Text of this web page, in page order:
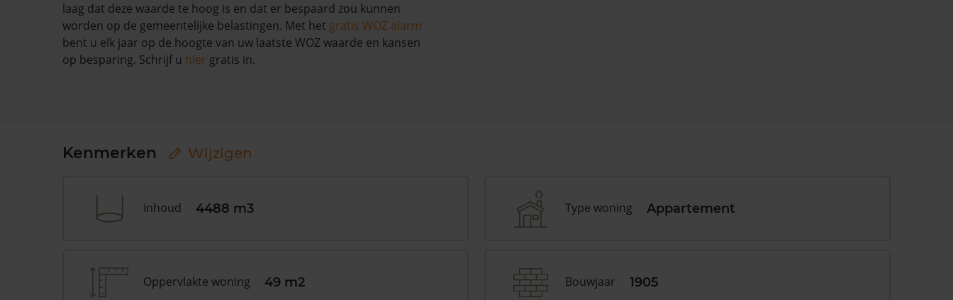
laag dat deze waarde te hoog is en dat er bespaard zou kunnen
worden op de gemeentelijke belastingen. Met het gratis WOZ alarm
bent u elk jaar op de hoogte van uw laatste WOZ waarde en kansen
op besparing. Schrijf u hier gratis in.
Kenmerken Wijzigen
Inhoud 4488 m3 Type woning Appartement
Oppervlakte woning 49 m2 Bouwjaar 1905